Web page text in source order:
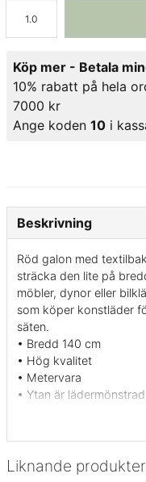
Köp mer - Betala
10% rabatt på hela
7000 kr
Ange koden 10 i
Liknande produkter
Beskrivning
Röd galon med
sträcka den lite på
möbler, dynor eller
som köper konstläder
säten.
• Bredd 140 cm
• Hög kvalitet
• Metervara
• Ytan är lädermönstrad
• Kvalitet: 79% ftalatfri
• Tjocklek 1,37 mm
• Vikt: 830g m2